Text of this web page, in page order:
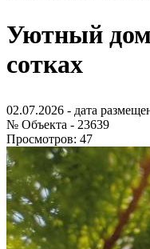
Уютный дом
сотках
02.07.2026 - дата
№ Объекта - 23639
Просмотров: 47